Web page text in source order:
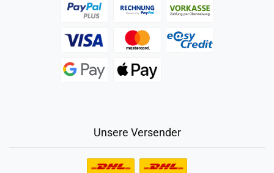
Unsere Versender